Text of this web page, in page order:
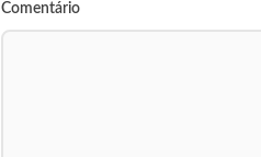
Comentário